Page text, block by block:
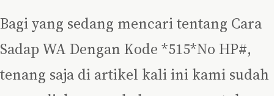
Bagi yang sedang mencari tentang Cara
Sadap WA Dengan Kode *515*No HP#,
tenang saja di artikel kali ini kami sudah